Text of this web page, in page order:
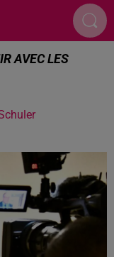
AVEC LES